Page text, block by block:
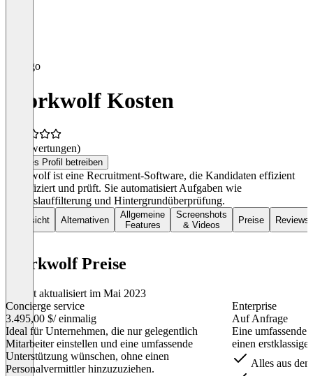
Workwolf Kosten
(0 Bewertungen)
Dieses Profil betreiben
Workwolf ist eine Recruitment-Software, die Kandidaten effizient
identifiziert und prüft. Sie automatisiert Aufgaben wie
Lebenslauffilterung und Hintergrundüberprüfung.
Übersicht Alternativen
Allgemeine
Features
Screenshots
& Videos
Preise Reviews
Workwolf Preise
Zuletzt aktualisiert im Mai 2023
Concierge service
3.495,00 $/ einmalig
Ideal für Unternehmen, die nur gelegentlich
Mitarbeiter einstellen und eine umfassende
Unterstützung wünschen, ohne einen
Personalvermittler hinzuzuziehen.
Enterprise
Auf Anfrage
Eine umfassende
einen
Alles aus